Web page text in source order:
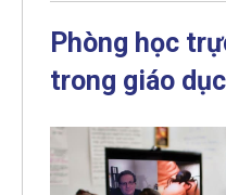
Phòng học
trong giáo dục